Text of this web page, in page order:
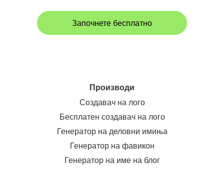
Започнете бесплатно
Производи
Создавач на лого
Бесплатен создавач на лого
Генератор на деловни имиња
Генератор на фавикон
Генератор на име на блог